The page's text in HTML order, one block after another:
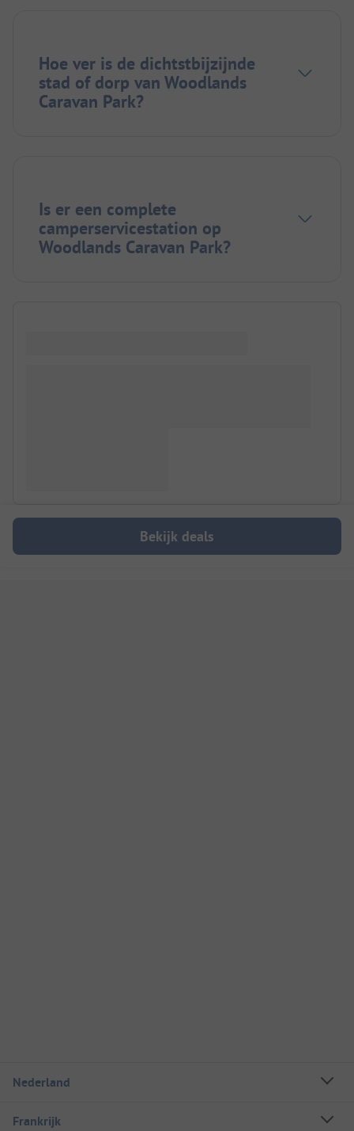
Hoe ver is de dichtstbijzijnde
stad of dorp van Woodlands
Caravan Park?
Is er een complete
camperservicestation op
Woodlands Caravan Park?
Bekijk deals
Nederland
Frankrijk